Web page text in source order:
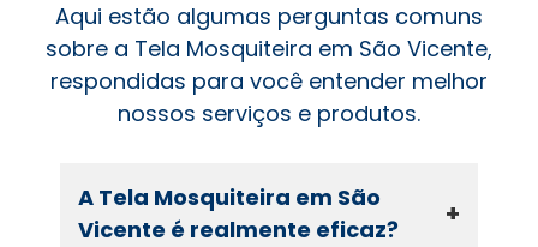
Aqui estão algumas perguntas comuns
sobre a Tela Mosquiteira em São Vicente,
respondidas para você entender melhor
nossos serviços e produtos.
A Tela Mosquiteira em São
Vicente é realmente eficaz?
+